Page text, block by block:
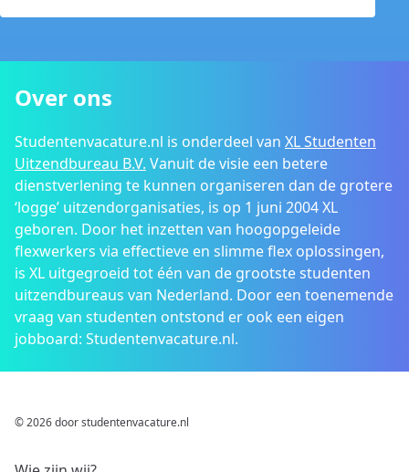
Over ons
Studentenvacature.nl is onderdeel van XL Studenten
Uitzendbureau B.V. Vanuit de visie een betere
dienstverlening te kunnen organiseren dan de grotere
‘logge’ uitzendorganisaties, is op 1 juni 2004 XL
geboren. Door het inzetten van hoogopgeleide
flexwerkers via effectieve en slimme flex oplossingen,
is XL uitgegroeid tot één van de grootste studenten
uitzendbureaus van Nederland. Door een toenemende
vraag van studenten ontstond er ook een eigen
jobboard: Studentenvacature.nl.
© 2026 door studentenvacature.nl